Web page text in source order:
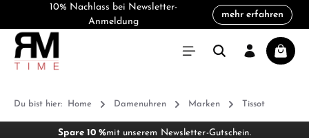
10% Nachlass bei Newsletter-
Anmeldung
mehr erfahren
Du bist hier: Home Damenuhren Marken Tissot
Spare 10 %mit unserem Newsletter-Gutschein.